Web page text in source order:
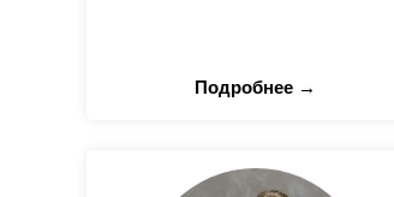
Подробнее →